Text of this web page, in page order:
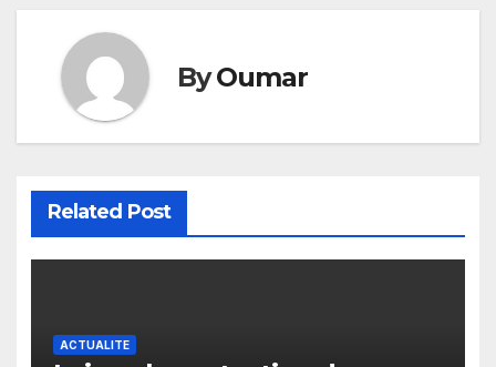
ByOumar
Related Post
ACTUALITE